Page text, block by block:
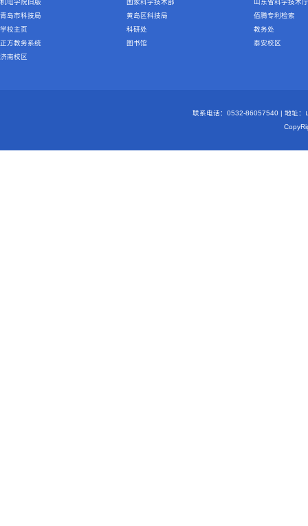
机电学院旧版 国家科学技术部
山东省科学技术厅
青岛市科技局
黄岛区科技局
佰腾专利检索
学校主页
科研处
教务处
正方教务系统
图书馆
泰安校区
济南校区
联系电话：0532-86057540 | 地址：